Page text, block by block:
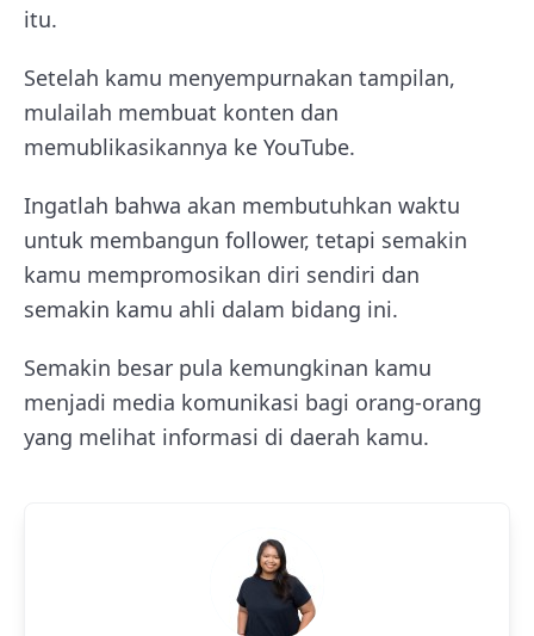
itu.
Setelah kamu menyempurnakan tampilan,
mulailah membuat konten dan
memublikasikannya ke YouTube.
Ingatlah bahwa akan membutuhkan waktu
untuk membangun follower, tetapi semakin
kamu mempromosikan diri sendiri dan
semakin kamu ahli dalam bidang ini.
Semakin besar pula kemungkinan kamu
menjadi media komunikasi bagi orang-orang
yang melihat informasi di daerah kamu.